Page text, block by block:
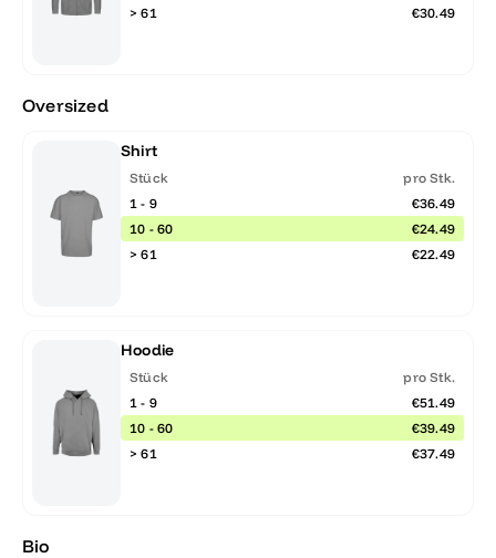
> 61 €30.49
Oversized
Shirt
Stück
pro Stk.
1 - 9
€36.49
10 - 60
€24.49
> 61
€22.49
Hoodie
Stück
pro Stk.
1 - 9
€51.49
10 - 60
€39.49
> 61
€37.49
Bio